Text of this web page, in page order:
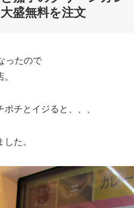
盛無料を注文
ったので
ポチとイジると、、、
た。